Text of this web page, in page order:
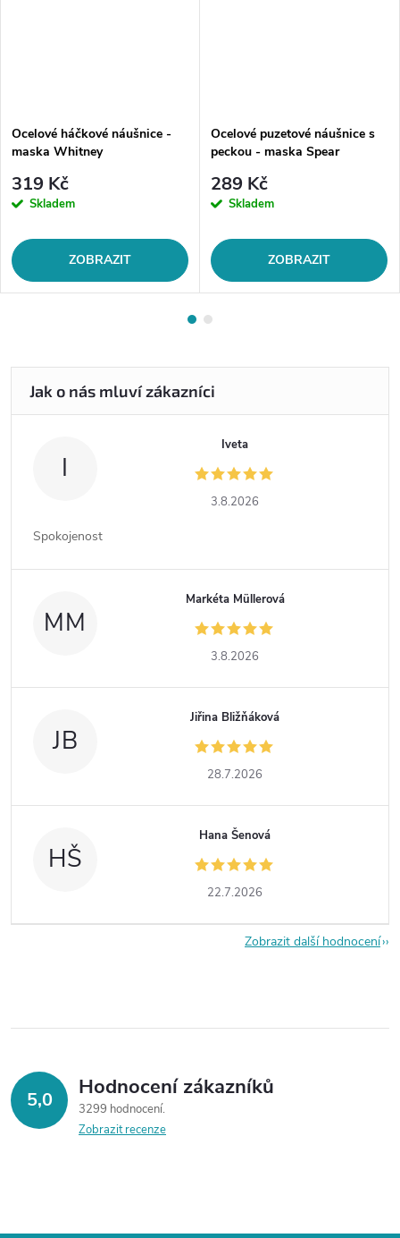
Ocelové háčkové náušnice -
maska Whitney
319 Kč
Skladem
ZOBRAZIT
Ocelové puzetové náušnice s
peckou - maska Spear
289 Kč
Skladem
ZOBRAZIT
I
Iveta
3.8.2026
Spokojenost
MM
Markéta Müllerová
3.8.2026
JB
Jiřina Bližňáková
28.7.2026
HŠ
Hana Šenová
22.7.2026
Zobrazit další hodnocení
5,0 Hodnocení zákazníků
3299 hodnocení
Zobrazit recenze